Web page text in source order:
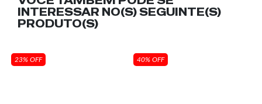
INTERESSAR NO(S) SEGUINTE(S)
PRODUTO(S)
23% OFF 40% OFF